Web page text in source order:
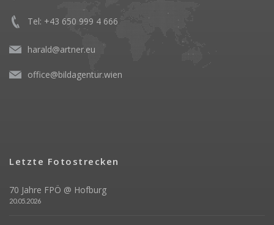
Tel: +43 650 999 4 666
harald@artner.eu
office@bildagentur.wien
Letzte Fotostrecken
70 Jahre FPÖ @ Hofburg
20.05.2026